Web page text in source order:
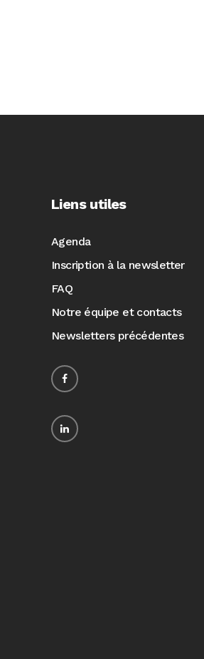
Liens utiles
Agenda
Inscription à la newsletter
FAQ
Notre équipe et contacts
Newsletters précédentes